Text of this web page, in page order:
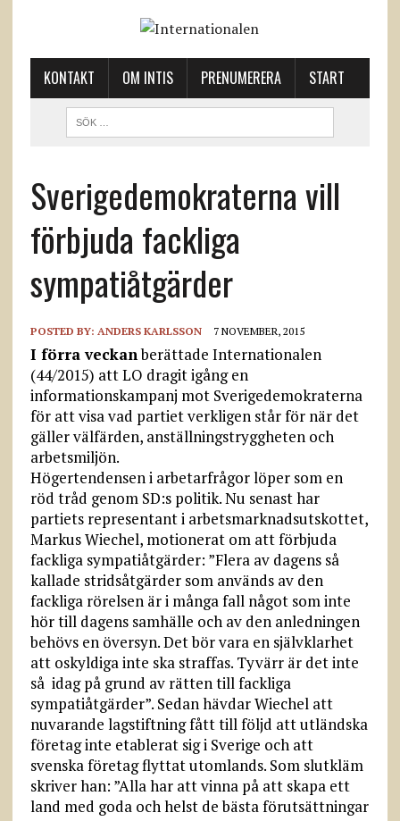
KONTAKT OM INTIS PRENUMERERA START
Sverigedemokraterna vill
förbjuda fackliga
sympatiåtgärder
POSTED BY: ANDERS KARLSSON 7 NOVEMBER, 2015
I förra veckanberättade Internationalen
(44/2015) att LO dragit igång en
informationskampanj mot Sverigedemokraterna
för att visa vad partiet verkligen står för när det
gäller välfärden, anställningstryggheten och
arbetsmiljön.
Högertendensen i arbetarfrågor löper som en
röd tråd genom SD:s politik. Nu senast har
partiets representant i arbetsmarknadsutskottet,
Markus Wiechel, motionerat om att förbjuda
fackliga sympatiåtgärder: ”Flera av dagens så
kallade stridsåtgärder som används av den
fackliga rörelsen är i många fall något som inte
hör till dagens samhälle och av den anledningen
behövs en översyn. Det bör vara en självklarhet
att oskyldiga inte ska straffas. Tyvärr är det inte
så idag på grund av rätten till fackliga
sympatiåtgärder”. Sedan hävdar Wiechel att
nuvarande lagstiftning fått till följd att utländska
företag inte etablerat sig i Sverige och att
svenska företag flyttat utomlands. Som slutkläm
skriver han: ”Alla har att vinna på att skapa ett
land med goda och helst de bästa förutsättningar